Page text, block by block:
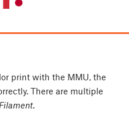
print with the MMU, the
There are multiple
Filament.